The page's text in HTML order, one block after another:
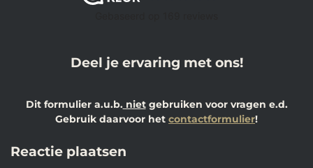
Deel je ervaring met ons!
Dit formulier a.u.b.nietgebruiken voor vragen e.d.
Gebruik daarvoor het contactformulier!
Reactie plaatsen